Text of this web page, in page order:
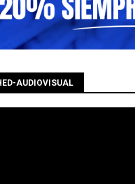
AUDIOVISUAL